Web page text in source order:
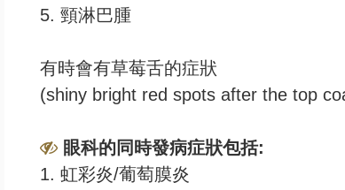
5. 頸淋巴腫
有時會有草莓舌的症狀
(shiny bright red spots after the top
眼科的同時發病症狀包括:
1. 虹彩炎/葡萄膜炎